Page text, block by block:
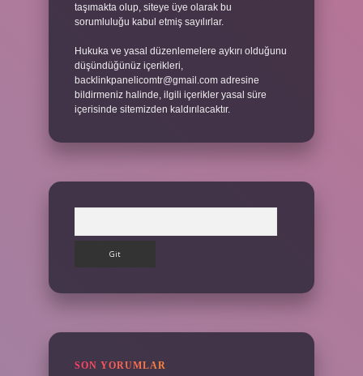
taşımakta olup, siteye üye olarak bu
sorumluluğu kabul etmiş sayılırlar.
Hukuka ve yasal düzenlemelere aykırı olduğunu
düşündüğünüz içerikleri,
backlinkpanelicomtr@gmail.com adresine
bildirmeniz halinde, ilgili içerikler yasal süre
içerisinde sitemizden kaldırılacaktır.
SON YORUMLAR